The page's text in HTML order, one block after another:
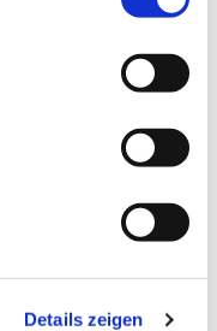
Details zeigen